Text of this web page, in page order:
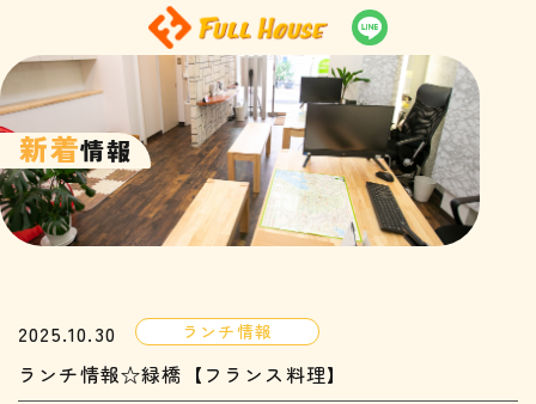
新着情報
2025.10.30 ランチ情報
ランチ情報☆緑橋【フランス料理】